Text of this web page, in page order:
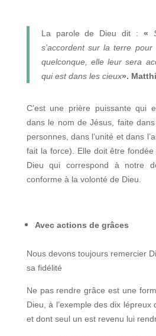
La parole de Dieu dit : «
s’accordent sur la terre
quelconque, elle leur sera
qui est dans les cieux».
C’est une prière puissante qui
dans le nom de Jésus, faite
personnes, dans l’unité et dans
fait la force). Elle doit être
Dieu qui correspond à notre
conforme à la volonté de Dieu.
Avec actions de grâces
Nous devons toujours remercier
sa fidélité
Ne pas rendre grâce est une
Dieu, à l’exemple des dix
et dont seul un est revenu lui